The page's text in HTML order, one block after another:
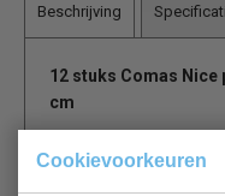
Cookievoorkeuren
Beschrijving
12 stuks Comas Nice
cm
Het bestek uit de